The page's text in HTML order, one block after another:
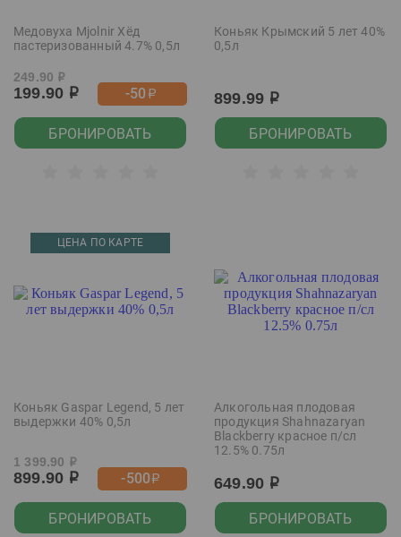
Медовуха Mjolnir Хёд
пастеризованный 4.7% 0,5л
249.90 р
199.90 р -50р
БРОНИРОВАТЬ
Коньяк Крымский 5 лет 40%
0,5л
899.99 р
БРОНИРОВАТЬ
ЦЕНА ПО КАРТЕ
Коньяк Gaspar Legend, 5 лет
выдержки 40% 0,5л
1 399.90 р
899.90 р -500р
БРОНИРОВАТЬ
Алкогольная плодовая
продукция Shahnazaryan
Blackberry красное п/сл
12.5% 0.75л
649.90 р
БРОНИРОВАТЬ